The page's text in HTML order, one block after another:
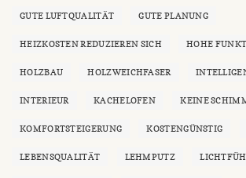
GUTE LUFTQUALITÄT GUTE PLANUNG
HEIZKOSTEN REDUZIEREN SICH HOHE
HOLZBAU HOLZWEICHFASER
INTERIEUR KACHELOFEN KEINE
KOMFORTSTEIGERUNG KOSTENGÜNSTIG
LEBENSQUALITÄT LEHMPUTZ